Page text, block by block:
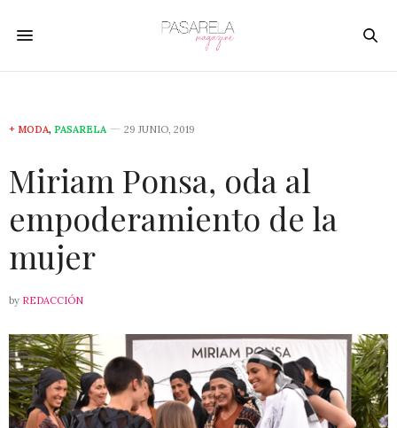
+ MODA, PASARELA 29 JUNIO, 2019
Miriam Ponsa, oda al
empoderamiento de la
mujer
by REDACCIÓN